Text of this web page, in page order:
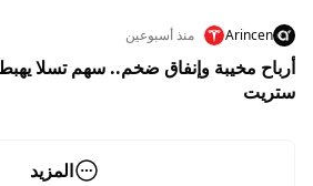
Arincen منذ أسبوعين
ستريت
المزيد